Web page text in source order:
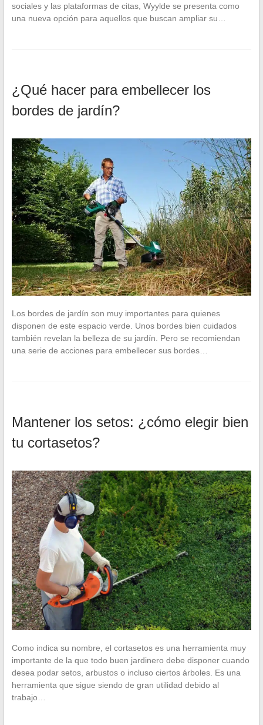
sociales y las plataformas de citas, Wyylde se presenta como
una nueva opción para aquellos que buscan ampliar su…
¿Qué hacer para embellecer los
bordes de jardín?
Los bordes de jardín son muy importantes para quienes
disponen de este espacio verde. Unos bordes bien cuidados
también revelan la belleza de su jardín. Pero se recomiendan
una serie de acciones para embellecer sus bordes…
Mantener los setos: ¿cómo elegir bien
tu cortasetos?
Como indica su nombre, el cortasetos es una herramienta muy
importante de la que todo buen jardinero debe disponer cuando
desea podar setos, arbustos o incluso ciertos árboles. Es una
herramienta que sigue siendo de gran utilidad debido al
trabajo…